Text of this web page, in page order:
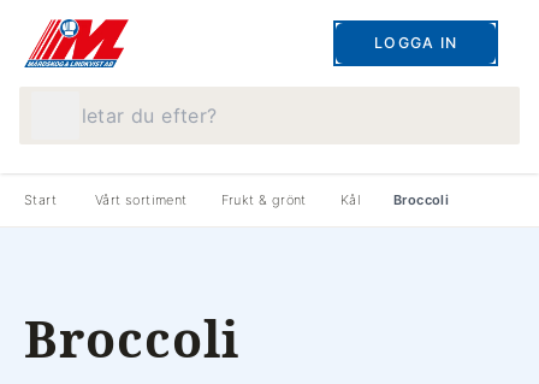
LOGGA IN
Start Vårt sortiment Frukt & grönt Kål Broccoli
Broccoli